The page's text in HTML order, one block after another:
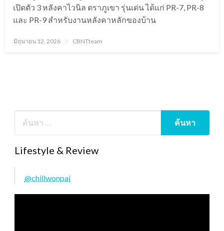
เปิดตัว 3 หลังคาไวนิล ตราภูเขา รุ่นเด่น ได้แก่ PR-7, PR-8
และ PR-9 สำหรับงานหลังคาหลักของบ้าน
Posted
on
มิถุนายน 12, 2026 CBNTteam
Lifestyle & Review
@chillwonpai